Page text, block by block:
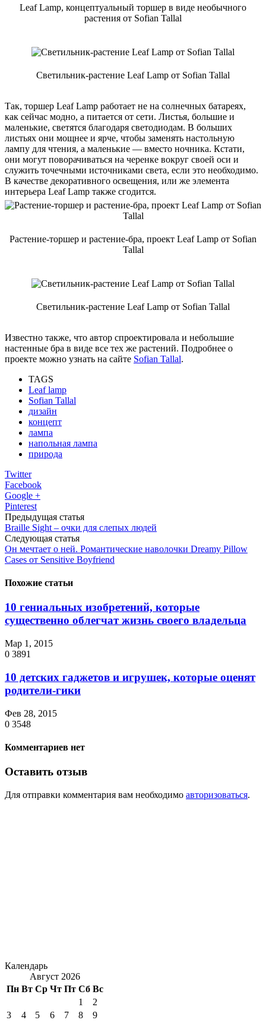
Leaf Lamp, концептуальный торшер в виде необычного
растения от Sofian Tallal
Светильник-растение Leaf Lamp от Sofian Tallal
Так, торшер Leaf Lamp работает не на солнечных батареях,
как сейчас модно, а питается от сети. Листья, большие и
маленькие, светятся благодаря светодиодам. В больших
листьях они мощнее и ярче, чтобы заменять настольную
лампу для чтения, а маленькие — вместо ночника. Кстати,
они могут поворачиваться на черенке вокруг своей оси и
служить точечными источниками света, если это необходимо.
В качестве декоративного освещения, или же элемента
интерьера Leaf Lamp также сгодится.
Растение-торшер и растение-бра, проект Leaf Lamp от Sofian
Tallal
Светильник-растение Leaf Lamp от Sofian Tallal
Известно также, что автор спроектировала и небольшие
настенные бра в виде все тех же растений. Подробнее о
проекте можно узнать на сайте Sofian Tallal.
TAGS
Leaf lamp
Sofian Tallal
дизайн
концепт
лампа
напольная лампа
природа
Twitter
Facebook
Google +
Pinterest
Предыдущая статья
Braille Sight – очки для слепых людей
Следующая статья
Он мечтает о ней. Романтические наволочки Dreamy Pillow
Cases от Sensitive Boyfriend
Похожие статьи
10 гениальных изобретений, которые
существенно облегчат жизнь своего владельца
Мар 1, 2015
0 3891
10 детских гаджетов и игрушек, которые оценят
родители-гики
Фев 28, 2015
0 3548
Комментариев нет
Оставить отзыв
Для отправки комментария вам необходимо авторизоваться.
Календарь
Август 2026
Пн Вт Ср Чт Пт Сб Вс
1
2
3
4 5 6 7 8
9